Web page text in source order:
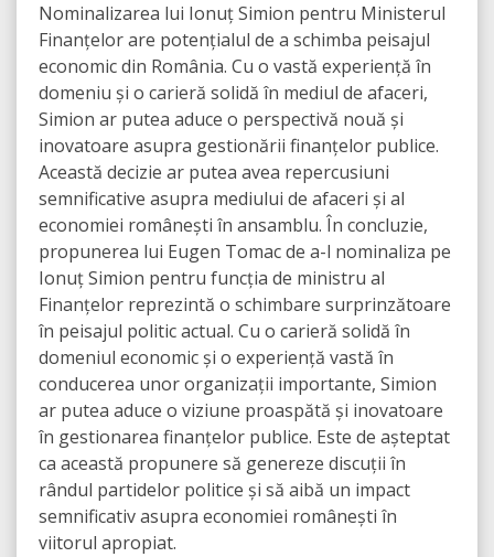
Nominalizarea lui Ionuț Simion pentru Ministerul
Finanțelor are potențialul de a schimba peisajul
economic din România. Cu o vastă experiență în
domeniu și o carieră solidă în mediul de afaceri,
Simion ar putea aduce o perspectivă nouă și
inovatoare asupra gestionării finanțelor publice.
Această decizie ar putea avea repercusiuni
semnificative asupra mediului de afaceri și al
economiei românești în ansamblu. În concluzie,
propunerea lui Eugen Tomac de a-l nominaliza pe
Ionuț Simion pentru funcția de ministru al
Finanțelor reprezintă o schimbare surprinzătoare
în peisajul politic actual. Cu o carieră solidă în
domeniul economic și o experiență vastă în
conducerea unor organizații importante, Simion
ar putea aduce o viziune proaspătă și inovatoare
în gestionarea finanțelor publice. Este de așteptat
ca această propunere să genereze discuții în
rândul partidelor politice și să aibă un impact
semnificativ asupra economiei românești în
viitorul apropiat.